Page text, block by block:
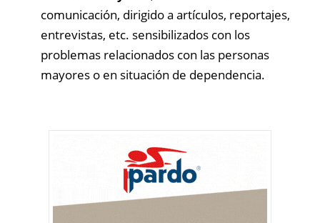
comunicación, dirigido a artículos, reportajes,
entrevistas, etc. sensibilizados con los
problemas relacionados con las personas
mayores o en situación de dependencia.